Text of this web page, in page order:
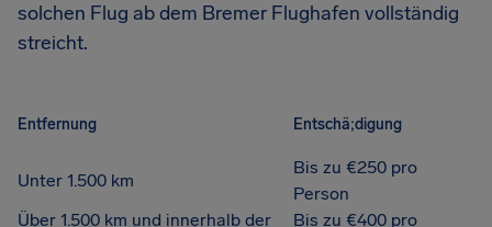
solchen Flug ab dem Bremer Flughafen vollständig
streicht.
Entfernung Entschä;digung
Unter 1.500 km
Bis zu €250 pro
Person
Über 1.500 km und innerhalb der
Bis zu €400 pro